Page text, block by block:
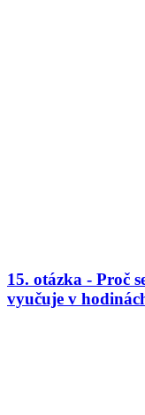
15. otázka - Proč
vyučuje v